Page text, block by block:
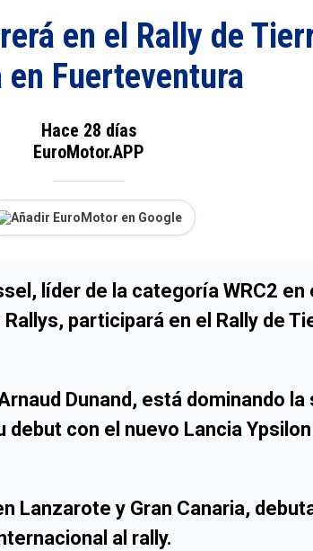
en el Rally de
en Fuerteventura
Hace 28 días
EuroMotor.APP
Añadir EuroMotor en Google
, líder de la categoría WRC2 en
, participará en el Rally de
Dunand , está dominando la
debut con el nuevo Lancia
Lanzarote y Gran Canaria,
al rally.